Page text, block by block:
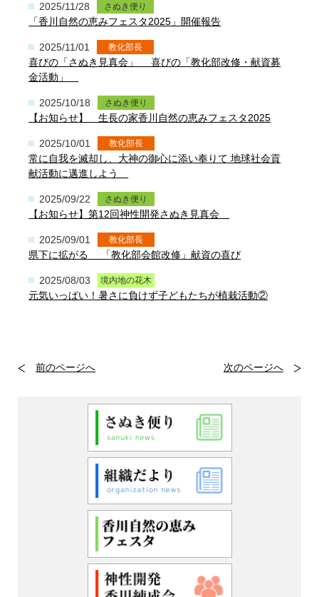
2025/11/28 さぬき便り
「香川自然の恵みフェスタ2025」開催報告
2025/11/01 教化部長
喜びの「さぬき見真会」 喜びの「教化部改修・献資募
金活動」
2025/10/18 さぬき便り
【お知らせ】 生長の家香川自然の恵みフェスタ2025
2025/10/01 教化部長
常に自我を滅却し、大神の御心に添い奉りて 地球社会貢
献活動に邁進しよう
2025/09/22 さぬき便り
【お知らせ】第12回神性開発さぬき見真会
2025/09/01 教化部長
県下に拡がる 「教化部会館改修」献資の喜び
2025/08/03 境内地の花木
元気いっぱい！暑さに負けず子どもたちが植栽活動②
前のページへ 次のページへ